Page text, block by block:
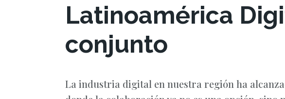
Latinoamérica
conjunto
La industria digital en nuestra región ha